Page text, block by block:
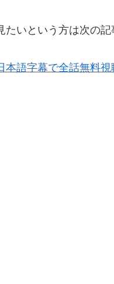
いという方は次の記
本語字幕で全話無料